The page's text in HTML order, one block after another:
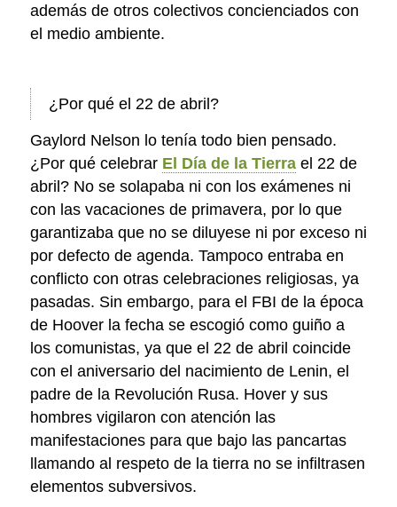
además de otros colectivos concienciados con
el medio ambiente.
¿Por qué el 22 de abril?
Gaylord Nelson lo tenía todo bien pensado.
¿Por qué celebrar El Día de la Tierrael 22 de
abril? No se solapaba ni con los exámenes ni
con las vacaciones de primavera, por lo que
garantizaba que no se diluyese ni por exceso ni
por defecto de agenda. Tampoco entraba en
conflicto con otras celebraciones religiosas, ya
pasadas. Sin embargo, para el FBI de la época
de Hoover la fecha se escogió como guiño a
los comunistas, ya que el 22 de abril coincide
con el aniversario del nacimiento de Lenin, el
padre de la Revolución Rusa. Hover y sus
hombres vigilaron con atención las
manifestaciones para que bajo las pancartas
llamando al respeto de la tierra no se infiltrasen
elementos subversivos.